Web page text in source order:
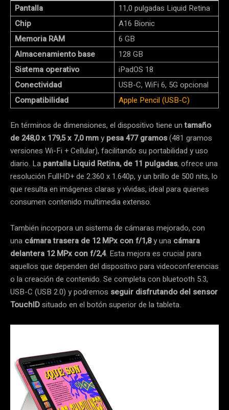
Pantalla
11,0 pulgadas Liquid Retina
Chip
A16 Bionic
Memoria RAM
6 GB
Almacenamiento base
128 GB
Sistema operativo
iPadOS 18
Conectividad
USB-C, WiFi 6, 5G opcional
Compatibilidad
Apple Pencil (USB-C)
En términos de dimensiones, el dispositivo tiene untamaño
de 248,0 x 179,5 x 7,0 mmy pesa 477 gramos(481 gramos
versiones Wi-Fi + Cellular), facilitando su portabilidad y uso
diario. La pantalla Liquid Retina, de 11 pulgadas, ofrece una
resolución FullHD+ de 2.360 x 1.640p, y un brillo de 500 nits, lo
que resulta en imágenes claras y vívidas, ideal para quienes
consumen contenido multimedia extenso.
También incorpora un sistema de cámaras mejorado, con
una cámara trasera de 12 MPx con f/1,8y una cámara
delantera 12 MPx con f/2,4. Esta mejora es crucial para
aquellos que dependen del dispositivo para videoconferencias
o la creación de contenido. Se completa con bluetooth 5.3,
USB-C (USB 2.0) y podremos seguir disfrutando del sensor
TouchIDsituado en el botón superior de la tableta.